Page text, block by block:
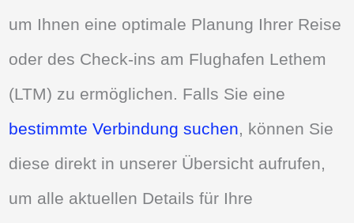
um Ihnen eine optimale Planung Ihrer Reise
oder des Check-ins am Flughafen Lethem
(LTM) zu ermöglichen. Falls Sie eine
bestimmte Verbindung suchen, können Sie
diese direkt in unserer Übersicht aufrufen,
um alle aktuellen Details für Ihre